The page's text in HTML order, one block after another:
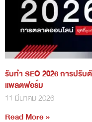
รับทำ SEO 2026 การปรั
แพลตฟอร์ม
11 มีนาคม 2026
Read More »